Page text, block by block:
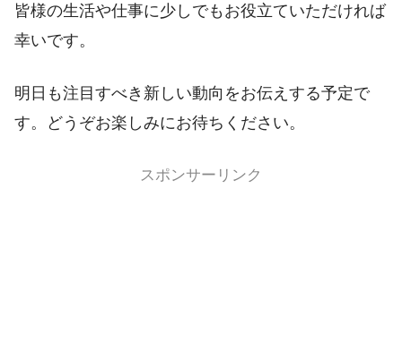
皆様の生活や仕事に少しでもお役立ていただければ
幸いです。
明日も注目すべき新しい動向をお伝えする予定で
す。どうぞお楽しみにお待ちください。
スポンサーリンク